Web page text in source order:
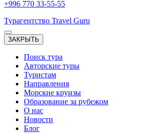
+996 770 33-55-55
Турагентство Travel Guru
ЗАКРЫТЬ
Поиск тура
Авторские туры
Туристам
Направления
Морские круизы
Образование за рубежом
О нас
Новости
Блог